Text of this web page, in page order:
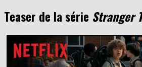
Teaser de la série Stranger